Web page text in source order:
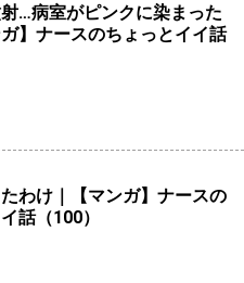
…病室がピンクに染まった
】ナースのちょっとイイ話
わけ｜【マンガ】ナースの
話（100）